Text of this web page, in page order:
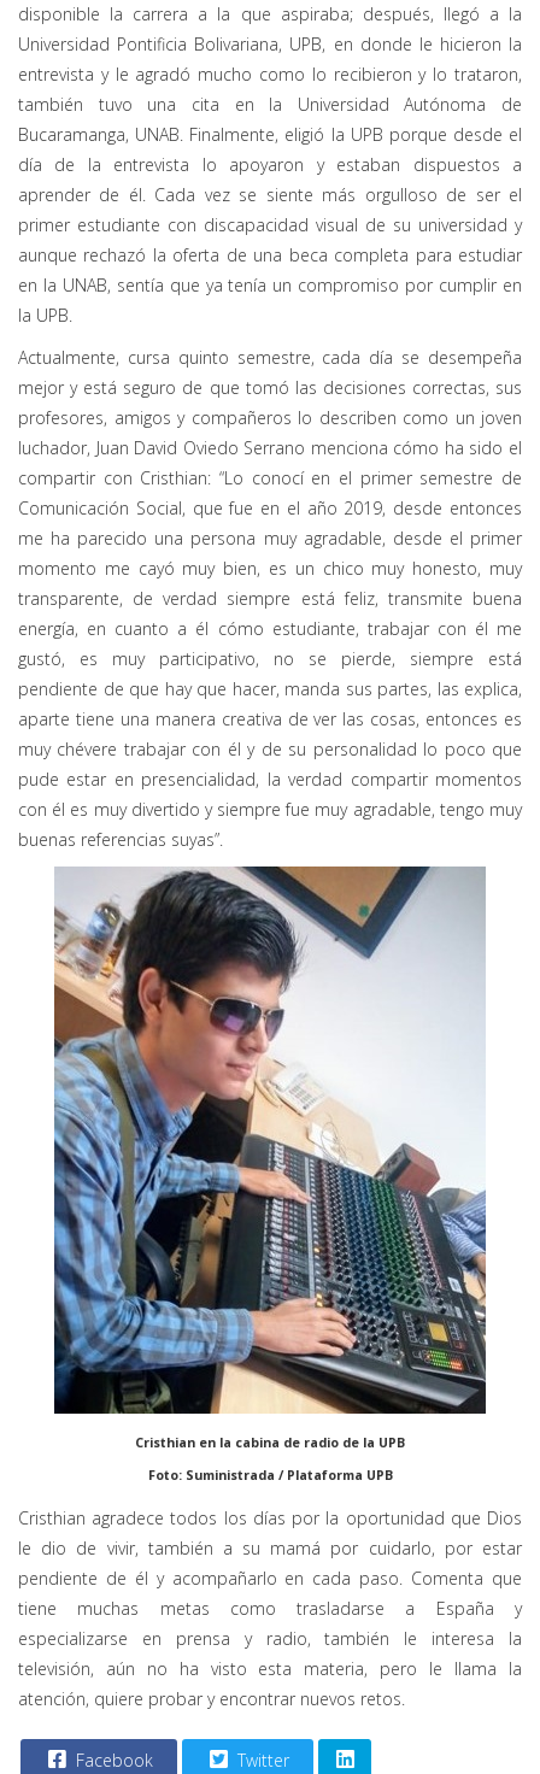
disponible la carrera a la que aspiraba; después, llegó a la
Universidad Pontificia Bolivariana, UPB, en donde le hicieron la
entrevista y le agradó mucho como lo recibieron y lo trataron,
también tuvo una cita en la Universidad Autónoma de
Bucaramanga, UNAB. Finalmente, eligió la UPB porque desde el
día de la entrevista lo apoyaron y estaban dispuestos a
aprender de él. Cada vez se siente más orgulloso de ser el
primer estudiante con discapacidad visual de su universidad y
aunque rechazó la oferta de una beca completa para estudiar
en la UNAB, sentía que ya tenía un compromiso por cumplir en
la UPB.
Actualmente, cursa quinto semestre, cada día se desempeña
mejor y está seguro de que tomó las decisiones correctas, sus
profesores, amigos y compañeros lo describen como un joven
luchador, Juan David Oviedo Serrano menciona cómo ha sido el
compartir con Cristhian: “Lo conocí en el primer semestre de
Comunicación Social, que fue en el año 2019, desde entonces
me ha parecido una persona muy agradable, desde el primer
momento me cayó muy bien, es un chico muy honesto, muy
transparente, de verdad siempre está feliz, transmite buena
energía, en cuanto a él cómo estudiante, trabajar con él me
gustó, es muy participativo, no se pierde, siempre está
pendiente de que hay que hacer, manda sus partes, las explica,
aparte tiene una manera creativa de ver las cosas, entonces es
muy chévere trabajar con él y de su personalidad lo poco que
pude estar en presencialidad, la verdad compartir momentos
con él es muy divertido y siempre fue muy agradable, tengo muy
buenas referencias suyas”.
Cristhian en la cabina de radio de la UPB
Foto: Suministrada / Plataforma UPB
Cristhian agradece todos los días por la oportunidad que Dios
le dio de vivir, también a su mamá por cuidarlo, por estar
pendiente de él y acompañarlo en cada paso. Comenta que
tiene muchas metas como trasladarse a España y
especializarse en prensa y radio, también le interesa la
televisión, aún no ha visto esta materia, pero le llama la
atención, quiere probar y encontrar nuevos retos.
Facebook Twitter